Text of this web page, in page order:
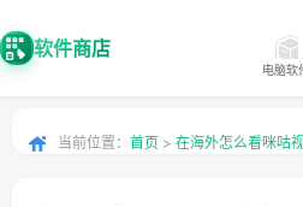
软件商店
电脑软
当前位置： 首页 > 在海外怎么看咪咕